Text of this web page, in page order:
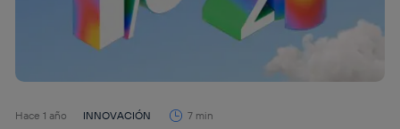
Hace 1 año INNOVACIÓN 7 min